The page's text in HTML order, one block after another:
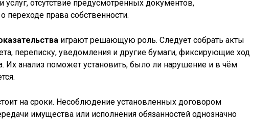
услуг, отсутствие предусмотренных документов,
переходе права собственности.
играют решающую роль. Следует собрать акты
переписку, уведомления и другие бумаги, фиксирующие ход
Их анализ поможет установить, было ли нарушение и в чём
на сроки. Несоблюдение установленных договором
имущества или исполнения обязанностей однозначно